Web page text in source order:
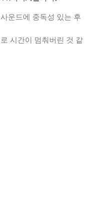
운드에 중독성 있는 후
시간이 멈춰버린 것 같